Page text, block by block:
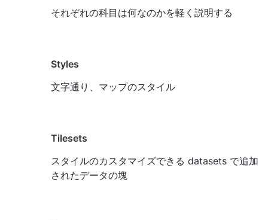
それぞれの科目は何なのかを軽く説明する
Styles
文字通り、マップのスタイル
Tilesets
スタイルのカスタマイズできる datasets で追加
されたデータの塊